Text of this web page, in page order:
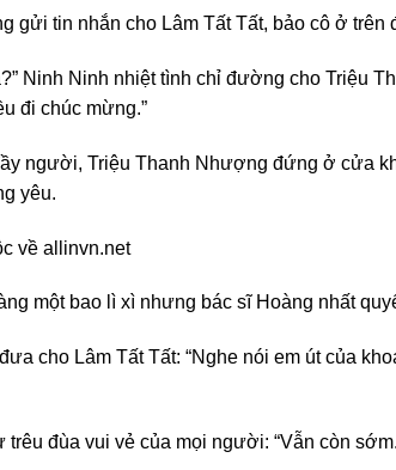
gửi tin nhắn cho Lâm Tất Tất, bảo cô ở trên
Ninh Ninh nhiệt tình chỉ đường cho Triệu
đi chúc mừng.”
người, Triệu Thanh Nhượng đứng ở cửa
yêu.
về allinvn.net
một bao lì xì nhưng bác sĩ Hoàng nhất
cho Lâm Tất Tất: “Nghe nói em út của
trêu đùa vui vẻ của mọi người: “Vẫn còn